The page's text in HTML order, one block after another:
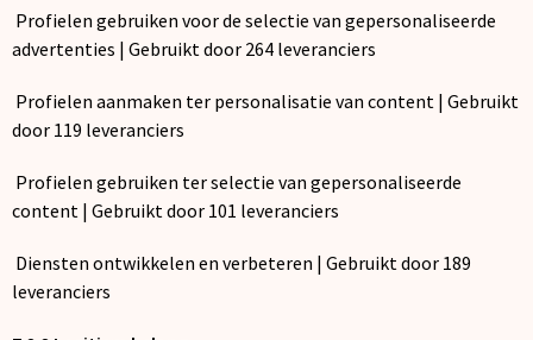
Profielen gebruiken voor de selectie van gepersonaliseerde
advertenties | Gebruikt door 264 leveranciers
Profielen aanmaken ter personalisatie van content | Gebruikt
door 119 leveranciers
Profielen gebruiken ter selectie van gepersonaliseerde
content | Gebruikt door 101 leveranciers
Diensten ontwikkelen en verbeteren | Gebruikt door 189
leveranciers